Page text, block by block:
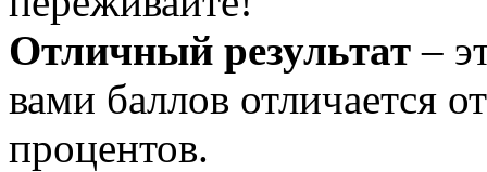
Отличный результат –
вами баллов отличается
процентов.